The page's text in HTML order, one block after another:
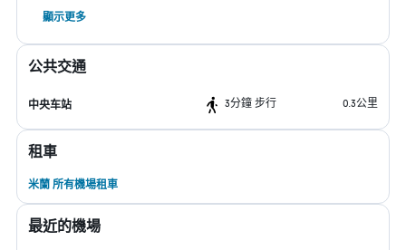
顯示更多
公共交通
中央车站 3分鐘 步行 0.3公里
租車
米蘭 所有機場租車
最近的機場